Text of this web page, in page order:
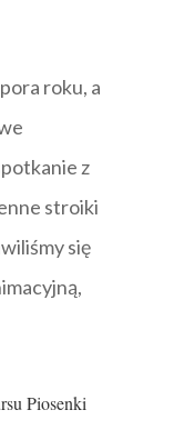
roku, a
z
stroiki
się
Piosenki